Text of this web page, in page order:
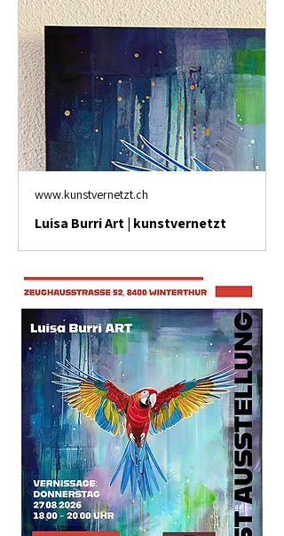
www.kunstvernetzt.ch
Luisa Burri Art | kunstvernetzt